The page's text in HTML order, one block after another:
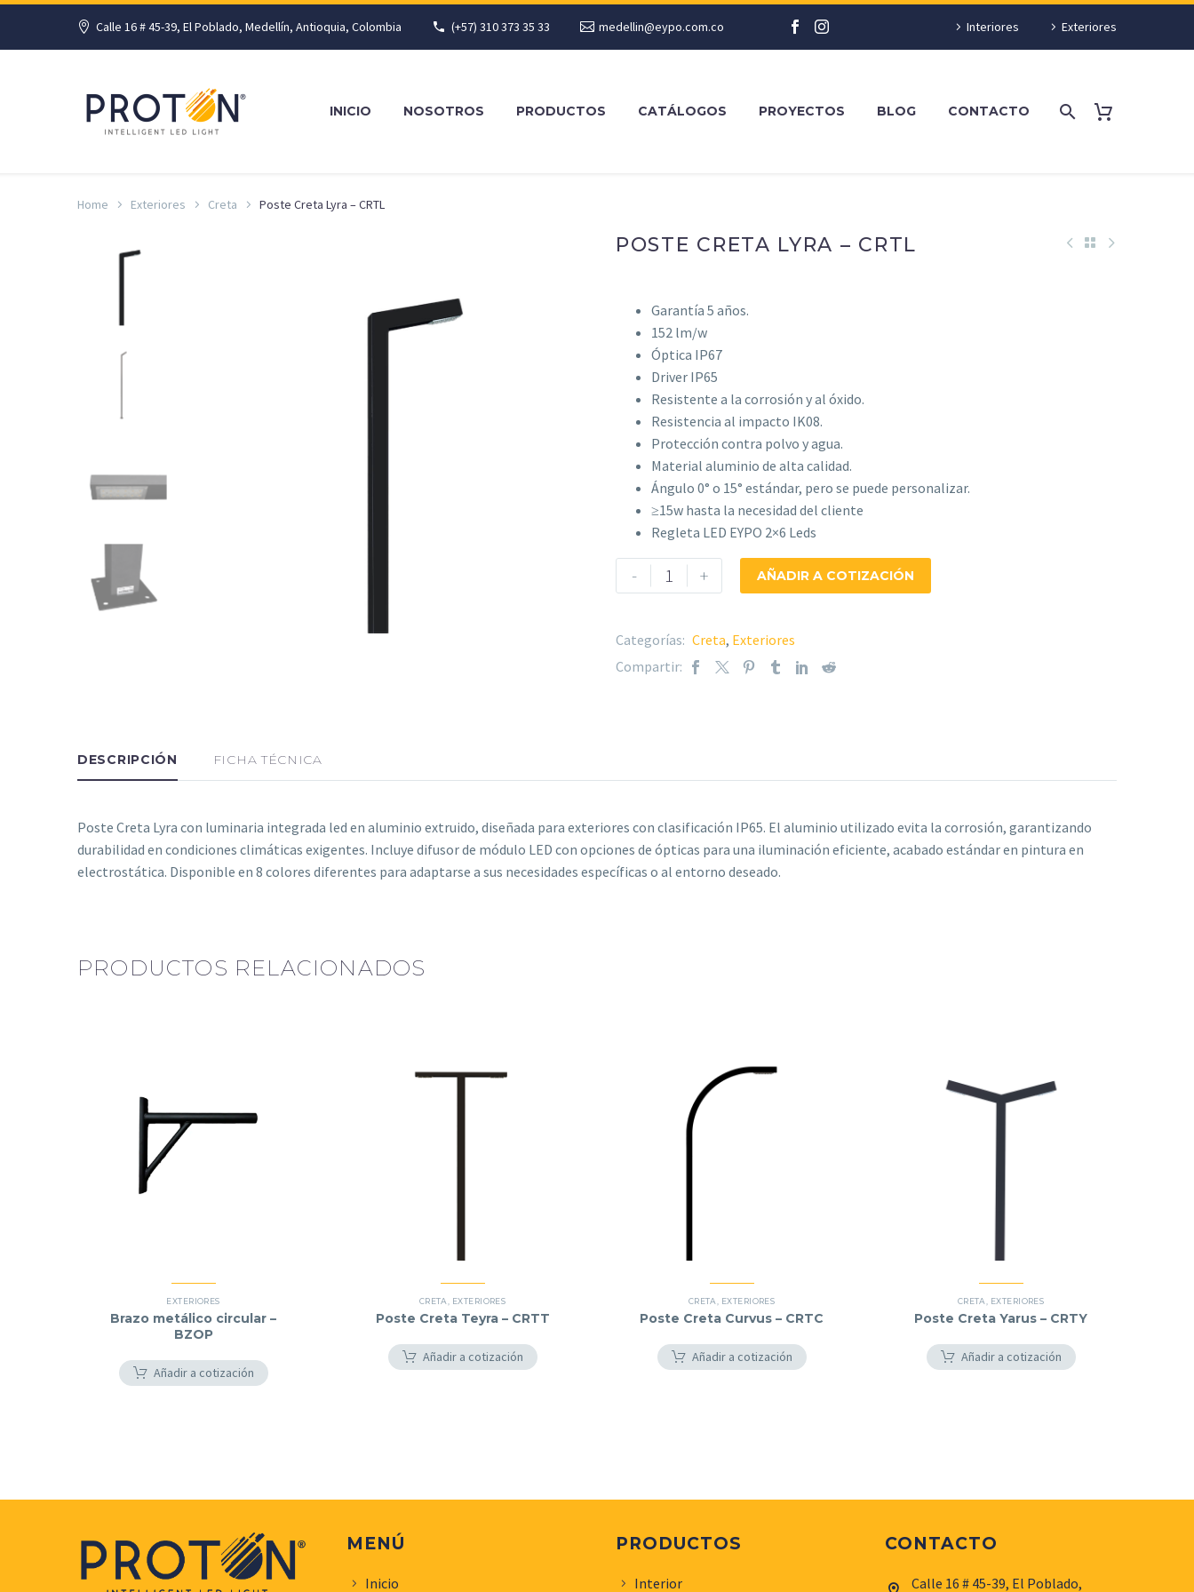
Calle 16 # 45-39, El Poblado, Medellín, Antioquia, Colombia (+57) 310 373 35 33 medellin@eypo.com.co Interiores Exteriores
INICIO NOSOTROS PRODUCTOS CATÁLOGOS PROYECTOS BLOG CONTACTO
Home Exteriores Creta Poste Creta Lyra – CRTL
POSTE CRETA LYRA – CRTL
Garantía 5 años.
152 lm/w
Óptica IP67
Driver IP65
Resistente a la corrosión y al óxido.
Resistencia al impacto IK08.
Protección contra polvo y agua.
Material aluminio de alta calidad.
Ángulo 0° o 15° estándar, pero se puede personalizar.
≥15w hasta la necesidad del cliente
Regleta LED EYPO 2×6 Leds
-
Poste
Creta
–
CRTL
cantidad
+ AÑADIR A COTIZACIÓN
Categorías: Creta, Exteriores
Compartir:
DESCRIPCIÓN FICHA TÉCNICA
Poste Creta Lyra con luminaria integrada led en aluminio extruido, diseñada para exteriores con clasificación IP65. El aluminio utilizado evita la corrosión, garantizando
durabilidad en condiciones climáticas exigentes. Incluye difusor de módulo LED con opciones de ópticas para una iluminación eficiente, acabado estándar en pintura en
electrostática. Disponible en 8 colores diferentes para adaptarse a sus necesidades específicas o al entorno deseado.
PRODUCTOS RELACIONADOS
EXTERIORES
Brazo metálico circular –
BZOP
Añadir a cotización
CRETA EXTERIORES
Poste Creta Teyra – CRTT
Añadir a cotización
CRETA EXTERIORES
Poste Creta Curvus – CRTC
Añadir a cotización
CRETA EXTERIORES
Poste Creta Yarus – CRTY
Añadir a cotización
MENÚ
Inicio
PRODUCTOS
Interior
CONTACTO
Calle 16 # 45-39, El Poblado,